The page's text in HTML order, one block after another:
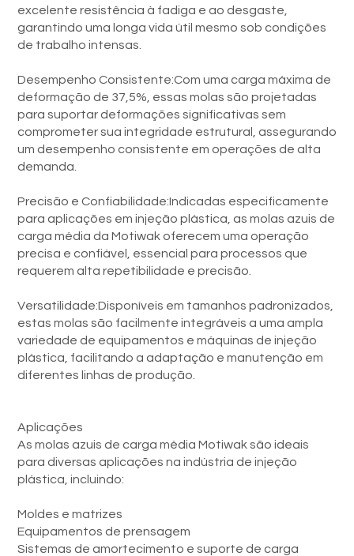
excelente resistência à fadiga e ao desgaste,
garantindo uma longa vida útil mesmo sob condições
de trabalho intensas.
Desempenho Consistente:Com uma carga máxima de
deformação de 37,5%, essas molas são projetadas
para suportar deformações significativas sem
comprometer sua integridade estrutural, assegurando
um desempenho consistente em operações de alta
demanda.
Precisão e Confiabilidade:Indicadas especificamente
para aplicações em injeção plástica, as molas azuis de
carga média da Motiwak oferecem uma operação
precisa e confiável, essencial para processos que
requerem alta repetibilidade e precisão.
Versatilidade:Disponíveis em tamanhos padronizados,
estas molas são facilmente integráveis a uma ampla
variedade de equipamentos e máquinas de injeção
plástica, facilitando a adaptação e manutenção em
diferentes linhas de produção.
Aplicações
As molas azuis de carga média Motiwak são ideais
para diversas aplicações na indústria de injeção
plástica, incluindo:
Moldes e matrizes
Equipamentos de prensagem
Sistemas de amortecimento e suporte de carga